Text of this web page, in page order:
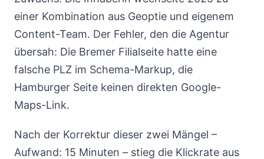
einer Kombination aus Geoptie und eigenem
Content-Team. Der Fehler, den die Agentur
übersah: Die Bremer Filialseite hatte eine
falsche PLZ im Schema-Markup, die
Hamburger Seite keinen direkten Google-
Maps-Link.
Nach der Korrektur dieser zwei Mängel –
Aufwand: 15 Minuten – stieg die Klickrate aus